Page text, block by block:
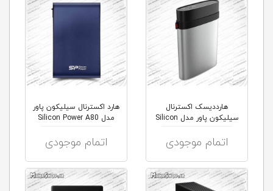
هارددیسک اکسترنال
سیلیکون پاور مدل Silicon
اتمام موجودی
هارد اکسترنال سیلیکون پاور
مدل Silicon Power A80
اتمام موجودی